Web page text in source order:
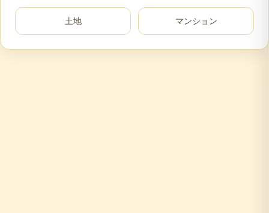
土地 マンション